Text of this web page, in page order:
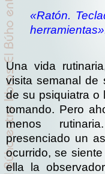
«Ratón.
Una vida
visita semanal de
de su psiquiatra o
tomando. Pero
menos
presenciado un
ocurrido, se
ella la